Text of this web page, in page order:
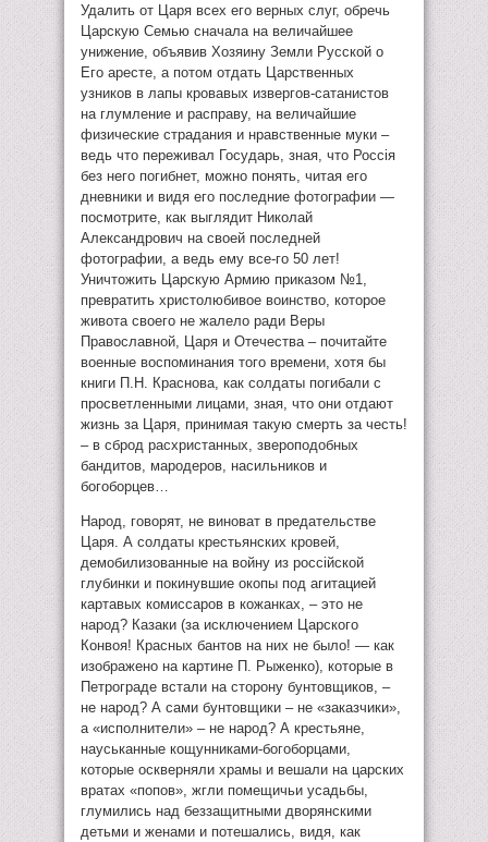
Удалить от Царя всех его верных слуг, обречь
Царскую Семью сначала на величайшее
унижение, объявив Хозяину Земли Русской о
Его аресте, а потом отдать Царственных
узников в лапы кровавых извергов-сатанистов
на глумление и расправу, на величайшие
физические страдания и нравственные муки –
ведь что переживал Государь, зная, что Россiя
без него погибнет, можно понять, читая его
дневники и видя его последние фотографии —
посмотрите, как выглядит Николай
Александрович на своей последней
фотографии, а ведь ему все-го 50 лет!
Уничтожить Царскую Армию приказом №1,
превратить христолюбивое воинство, которое
живота своего не жалело ради Веры
Православной, Царя и Отечества – почитайте
военные воспоминания того времени, хотя бы
книги П.Н. Краснова, как солдаты погибали с
просветленными лицами, зная, что они отдают
жизнь за Царя, принимая такую смерть за честь!
– в сброд расхристанных, звероподобных
бандитов, мародеров, насильников и
богоборцев…
Народ, говорят, не виноват в предательстве
Царя. А солдаты крестьянских кровей,
демобилизованные на войну из россiйской
глубинки и покинувшие окопы под агитацией
картавых комиссаров в кожанках, – это не
народ? Казаки (за исключением Царского
Конвоя! Красных бантов на них не было! — как
изображено на картине П. Рыженко), которые в
Петрограде встали на сторону бунтовщиков, –
не народ? А сами бунтовщики – не «заказчики»,
а «исполнители» – не народ? А крестьяне,
науськанные кощунниками-богоборцами,
которые оскверняли храмы и вешали на царских
вратах «попов», жгли помещичьи усадьбы,
глумились над беззащитными дворянскими
детьми и женами и потешались, видя, как